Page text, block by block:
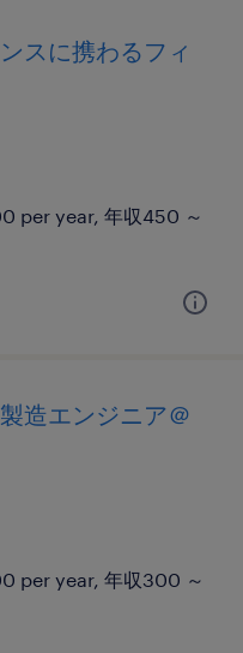
スに携わるフィ
per year, 年収450 ～
造エンジニア＠
per year, 年収300 ～